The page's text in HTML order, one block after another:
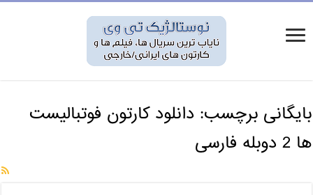
بایگانی برچسب: دانلود کارتون فوتبالیست
ها 2 دوبله فارسی